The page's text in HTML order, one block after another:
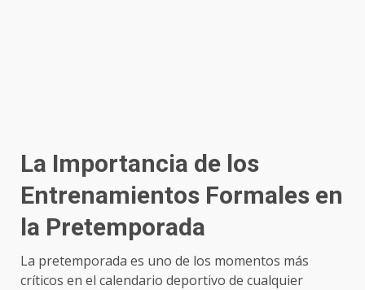
La Importancia de los
Entrenamientos Formales en
la Pretemporada
La pretemporada es uno de los momentos más
críticos en el calendario deportivo de cualquier